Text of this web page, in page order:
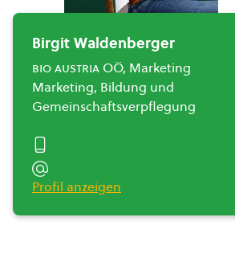
Birgit Waldenberger
bio austria OÖ, Marketing
Marketing, Bildung und
Gemeinschaftsverpflegung
Profil anzeigen